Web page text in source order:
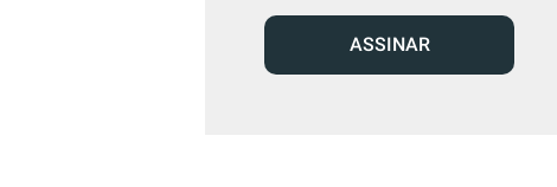
ASSINAR